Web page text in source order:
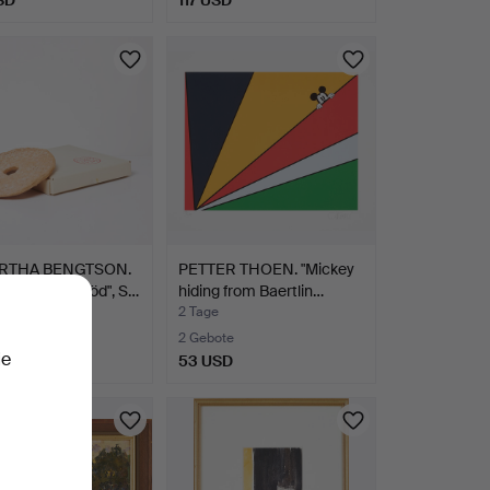
BENGTSON.
"Knäckebröd", S…
PETTER THOEN. "Mickey
hiding from Baertlin…
2 Tage
2 Gebote
53 USD